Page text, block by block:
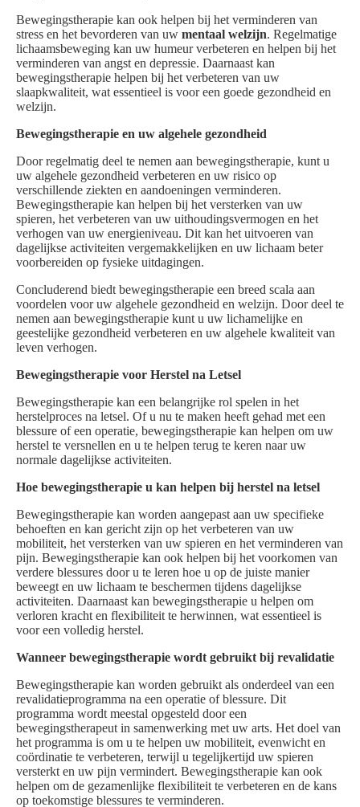
Bewegingstherapie kan ook helpen bij het verminderen van
stress en het bevorderen van uw mentaal welzijn. Regelmatige
lichaamsbeweging kan uw humeur verbeteren en helpen bij het
verminderen van angst en depressie. Daarnaast kan
bewegingstherapie helpen bij het verbeteren van uw
slaapkwaliteit, wat essentieel is voor een goede gezondheid en
welzijn.
Bewegingstherapie en uw algehele gezondheid
Door regelmatig deel te nemen aan bewegingstherapie, kunt u
uw algehele gezondheid verbeteren en uw risico op
verschillende ziekten en aandoeningen verminderen.
Bewegingstherapie kan helpen bij het versterken van uw
spieren, het verbeteren van uw uithoudingsvermogen en het
verhogen van uw energieniveau. Dit kan het uitvoeren van
dagelijkse activiteiten vergemakkelijken en uw lichaam beter
voorbereiden op fysieke uitdagingen.
Concluderend biedt bewegingstherapie een breed scala aan
voordelen voor uw algehele gezondheid en welzijn. Door deel te
nemen aan bewegingstherapie kunt u uw lichamelijke en
geestelijke gezondheid verbeteren en uw algehele kwaliteit van
leven verhogen.
Bewegingstherapie voor Herstel na Letsel
Bewegingstherapie kan een belangrijke rol spelen in het
herstelproces na letsel. Of u nu te maken heeft gehad met een
blessure of een operatie, bewegingstherapie kan helpen om uw
herstel te versnellen en u te helpen terug te keren naar uw
normale dagelijkse activiteiten.
Hoe bewegingstherapie u kan helpen bij herstel na letsel
Bewegingstherapie kan worden aangepast aan uw specifieke
behoeften en kan gericht zijn op het verbeteren van uw
mobiliteit, het versterken van uw spieren en het verminderen van
pijn. Bewegingstherapie kan ook helpen bij het voorkomen van
verdere blessures door u te leren hoe u op de juiste manier
beweegt en uw lichaam te beschermen tijdens dagelijkse
activiteiten. Daarnaast kan bewegingstherapie u helpen om
verloren kracht en flexibiliteit te herwinnen, wat essentieel is
voor een volledig herstel.
Wanneer bewegingstherapie wordt gebruikt bij revalidatie
Bewegingstherapie kan worden gebruikt als onderdeel van een
revalidatieprogramma na een operatie of blessure. Dit
programma wordt meestal opgesteld door een
bewegingstherapeut in samenwerking met uw arts. Het doel van
het programma is om u te helpen uw mobiliteit, evenwicht en
coördinatie te verbeteren, terwijl u tegelijkertijd uw spieren
versterkt en uw pijn vermindert. Bewegingstherapie kan ook
helpen om de gezamenlijke flexibiliteit te verbeteren en de kans
op toekomstige blessures te verminderen.